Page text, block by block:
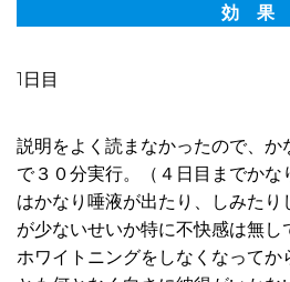
効 果
1日目
説明をよく読まなかったので、
で３０分実行。（４日目までか
はかなり唾液が出たり、しみた
が少ないせいか特に不快感は無し
ホワイトニングをしなくなって